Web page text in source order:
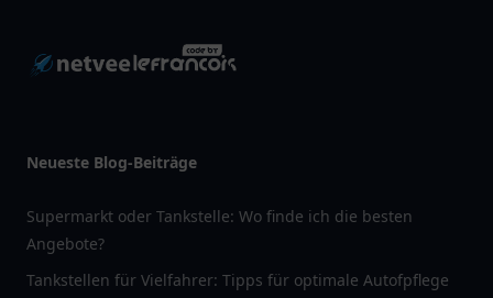
Neueste Blog-Beiträge
Supermarkt oder Tankstelle: Wo finde ich die besten
Angebote?
Tankstellen für Vielfahrer: Tipps für optimale Autofpflege